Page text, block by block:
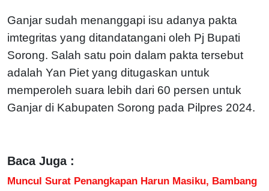
Ganjar sudah menanggapi isu adanya pakta
imtegritas yang ditandatangani oleh Pj Bupati
Sorong. Salah satu poin dalam pakta tersebut
adalah Yan Piet yang ditugaskan untuk
memperoleh suara lebih dari 60 persen untuk
Ganjar di Kabupaten Sorong pada Pilpres 2024.
Baca Juga :
Muncul Surat Penangkapan Harun Masiku, Bambang